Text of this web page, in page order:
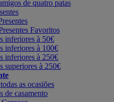
de quatro patas
Favoritos
inferiores à 50€
inferiores à 100€
inferiores à 250€
superiores à 250€
as ocasiões
de casamento